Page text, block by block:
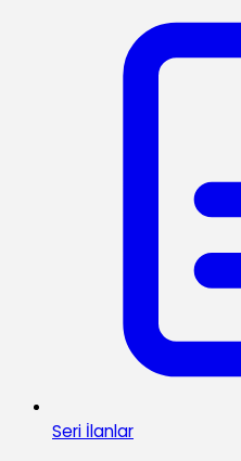
Seri İlanlar